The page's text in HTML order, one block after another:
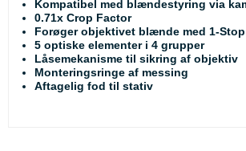
Kompatibel med blændestyring via
0.71x Crop Factor
Forøger objektivet blænde med 1-Stop
5 optiske elementer i 4 grupper
Låsemekanisme til sikring af objektiv
Monteringsringe af messing
Aftagelig fod til stativ